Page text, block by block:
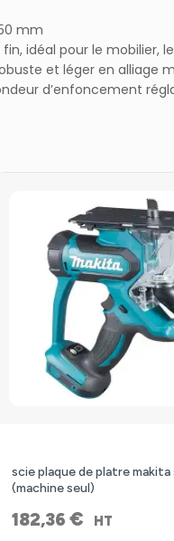
mm
fin, idéal pour le
et léger en alliage
d’enfoncement
scie plaque de platre makita
(machine seul)
182,36 € HT